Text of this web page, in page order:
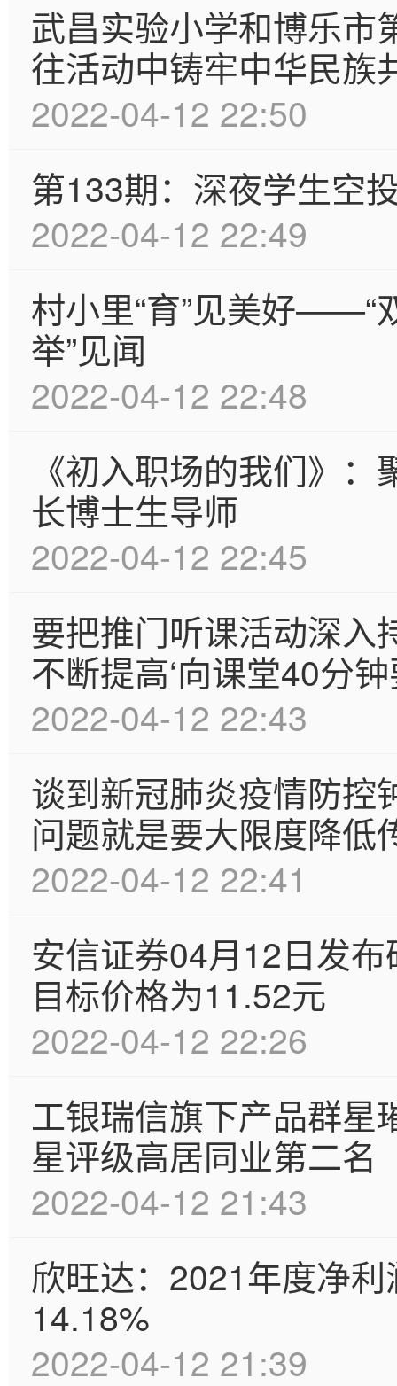
武昌实验小学和博乐市
往活动中铸牢中华民族
2022-04-12 22:50
第133期：深夜学生空
2022-04-12 22:49
村小里“育”见美好——“
举”见闻
2022-04-12 22:48
《初入职场的我们》
长博士生导师
2022-04-12 22:45
要把推门听课活动深入
不断提高‘向课堂40分
2022-04-12 22:43
谈到新冠肺炎疫情防控
问题就是要大限度降低
2022-04-12 22:41
安信证券04月12日发
目标价格为11.52元
2022-04-12 22:26
工银瑞信旗下产品群星
星评级高居同业第二名
2022-04-12 21:43
欣旺达：2021年度净
14.18%
2022-04-12 21:39